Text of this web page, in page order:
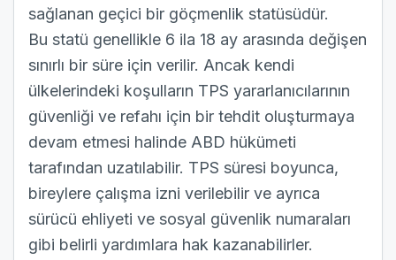
sağlanan geçici bir göçmenlik statüsüdür.
Bu statü genellikle 6 ila 18 ay arasında değişen
sınırlı bir süre için verilir. Ancak kendi
ülkelerindeki koşulların TPS yararlanıcılarının
güvenliği ve refahı için bir tehdit oluşturmaya
devam etmesi halinde ABD hükümeti
tarafından uzatılabilir. TPS süresi boyunca,
bireylere çalışma izni verilebilir ve ayrıca
sürücü ehliyeti ve sosyal güvenlik numaraları
gibi belirli yardımlara hak kazanabilirler.